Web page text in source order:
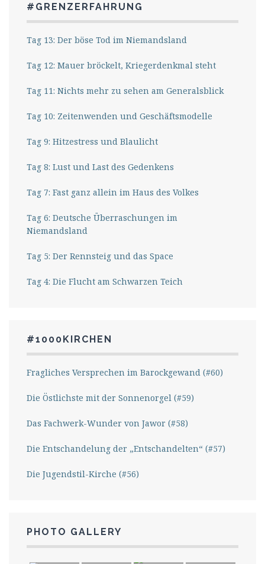
#GRENZERFAHRUNG
Tag 13: Der böse Tod im Niemandsland
Tag 12: Mauer bröckelt, Kriegerdenkmal steht
Tag 11: Nichts mehr zu sehen am Generalsblick
Tag 10: Zeitenwenden und Geschäftsmodelle
Tag 9: Hitzestress und Blaulicht
Tag 8: Lust und Last des Gedenkens
Tag 7: Fast ganz allein im Haus des Volkes
Tag 6: Deutsche Überraschungen im
Niemandsland
Tag 5: Der Rennsteig und das Space
Tag 4: Die Flucht am Schwarzen Teich
#1000KIRCHEN
Fragliches Versprechen im Barockgewand (#60)
Die Östlichste mit der Sonnenorgel (#59)
Das Fachwerk-Wunder von Jawor (#58)
Die Entschandelung der „Entschandelten“ (#57)
Die Jugendstil-Kirche (#56)
PHOTO GALLERY